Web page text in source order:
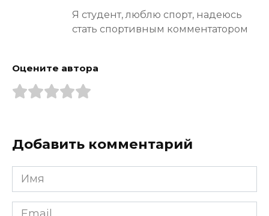
Я студент, люблю спорт, надеюсь
стать спортивным комментатором
Оцените автора
Добавить комментарий
Имя
*
Email